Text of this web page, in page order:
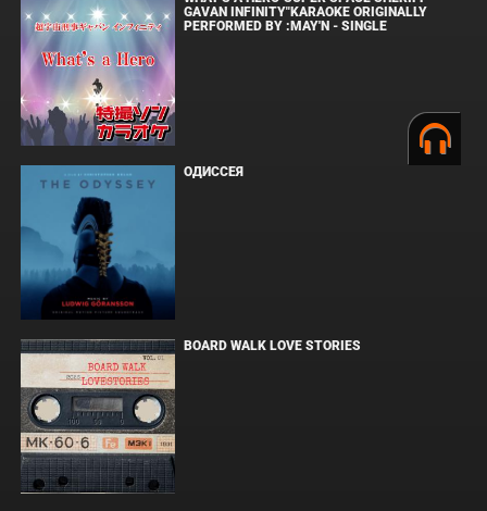
GAVAN INFINITY"KARAOKE ORIGINALLY
PERFORMED BY :MAY'N - SINGLE
ОДИССЕЯ
BOARD WALK LOVE STORIES